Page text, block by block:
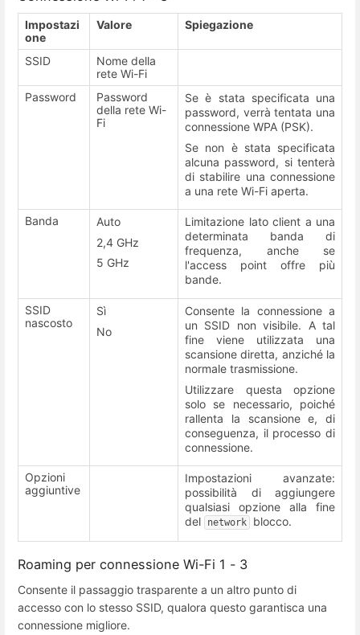
Impostazi
one
Valore Spiegazione
SSID
Nome della
rete Wi-Fi
Password
Password
della rete Wi-
Fi
Se è stata specificata una
password, verrà tentata una
connessione WPA (PSK).
Se non è stata specificata
alcuna password, si tenterà
di stabilire una connessione
a una rete Wi-Fi aperta.
Banda
Auto
2,4 GHz
5 GHz
Limitazione lato client a una
determinata banda di
frequenza, anche se
l'access point offre più
bande.
SSID
nascosto
Sì
No
Consente la connessione a
un SSID non visibile. A tal
fine viene utilizzata una
scansione diretta, anziché la
normale trasmissione.
Utilizzare questa opzione
solo se necessario, poiché
rallenta la scansione e, di
conseguenza, il processo di
connessione.
Opzioni
aggiuntive
Impostazioni avanzate:
possibilità di aggiungere
qualsiasi opzione alla fine
del
network blocco.
Roaming per connessione Wi-Fi 1 - 3
Consente il passaggio trasparente a un altro punto di
accesso con lo stesso SSID, qualora questo garantisca una
connessione migliore.